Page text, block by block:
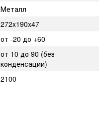
Металл
272x190x47
от -20 до +60
от 10 до 90 (без
конденсации)
2100